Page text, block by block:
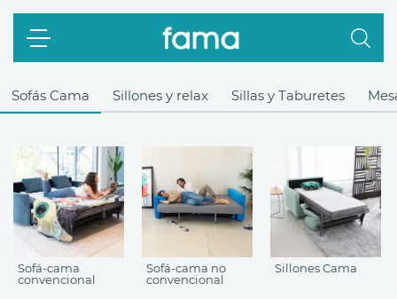
Sofás Cama
Sofá-cama
convencional
Sofá-cama no
convencional
Sillones Cama
Sillones y relax Sillas y Taburetes